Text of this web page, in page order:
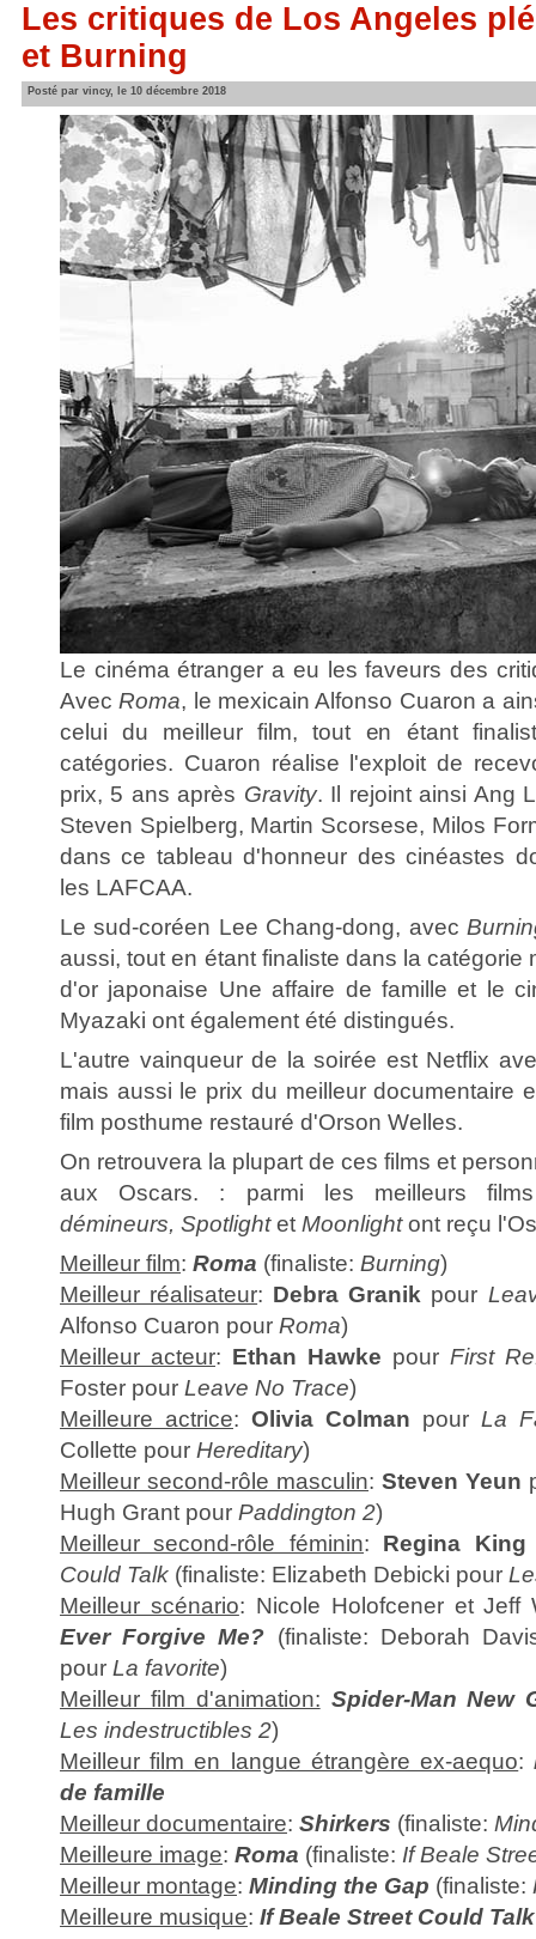
Les critiques de Los Angeles
et Burning
Posté par vincy, le 10 décembre 2018
Le cinéma étranger a eu les faveurs des
AvecRoma, le mexicain Alfonso Cuaron a
celui du meilleur film, tout en étant
catégories. Cuaron réalise l'exploit de
prix, 5 ans après Gravity. Il rejoint ainsi Ang
Steven Spielberg, Martin Scorsese, Milos
dans ce tableau d'honneur des cinéastes
les LAFCAA.
Le sud-coréen Lee Chang-dong, avec
aussi, tout en étant finaliste dans la catégorie
d'or japonaise Une affaire de famille et le
Myazaki ont également été distingués.
L'autre vainqueur de la soirée est Netflix
mais aussi le prix du meilleur documentaire
film posthume restauré d'Orson Welles.
On retrouvera la plupart de ces films et
aux Oscars. : parmi les meilleurs
démineurs, Spotlightet Moonlightont reçu
Meilleur film: Roma (finaliste: Burning)
Meilleur réalisateur: Debra Granik pour
Alfonso Cuaron pour Roma)
Meilleur acteur: Ethan Hawke pour First
Foster pour Leave No Trace)
Meilleure actrice: Olivia Colman pour La
Collette pour Hereditary)
Meilleur second-rôle masculin: Steven Yeun
Hugh Grant pour Paddington 2)
Meilleur second-rôle féminin: Regina King
Could Talk (finaliste: Elizabeth Debicki pour
Meilleur scénario: Nicole Holofcener et
Ever Forgive Me? (finaliste: Deborah
pour La favorite)
Meilleur film d'animation: Spider-Man New
Les indestructibles 2)
Meilleur film en langue étrangère ex-aequo:
de famille
Meilleur documentaire: Shirkers (finaliste:
Meilleure image: Roma (finaliste: If Beale
Meilleur montage: Minding the Gap (finaliste:
Meilleure musique: If Beale Street Could Talk